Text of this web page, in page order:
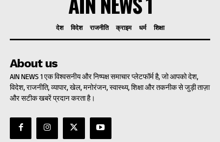
देश विदेश राजनीति क्राइम धर्म शिक्षा
About us
AIN NEWS 1 एक विश्वसनीय और निष्पक्ष समाचार प्लेटफॉर्म है, जो आपको देश,
विदेश, राजनीति, व्यापार, खेल, मनोरंजन, स्वास्थ्य, शिक्षा और तकनीक से जुड़ी ताज़ा
और सटीक खबरें प्रदान करता है।